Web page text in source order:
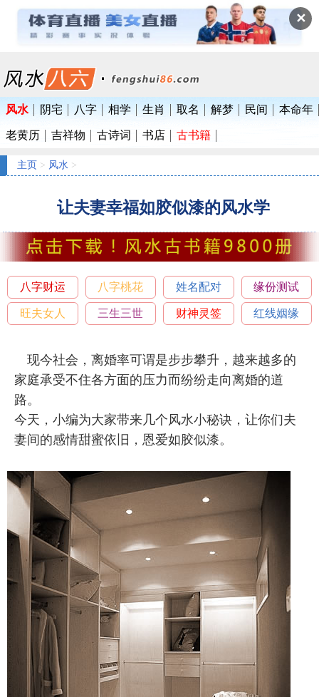
✕
风水 阴宅 八字 相学 生肖 取名 解梦 民间 本命年
老黄历 吉祥物 古诗词 书店 古书籍
主页 > 风水 >
让夫妻幸福如胶似漆的风水学
八字财运 八字桃花 姓名配对 缘份测试
旺夫女人 三生三世 财神灵签 红线姻缘
现今社会，离婚率可谓是步步攀升，越来越多的
家庭承受不住各方面的压力而纷纷走向离婚的道
路。
今天，小编为大家带来几个风水小秘诀，让你们夫
妻间的感情甜蜜依旧，恩爱如胶似漆。